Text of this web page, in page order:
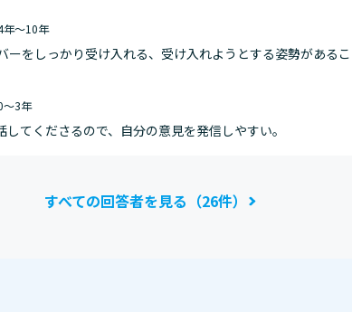
年～10年
をしっかり受け入れる、受け入れようとする姿勢があるこ
～3年
てくださるので、自分の意見を発信しやすい。
すべての回答者を見る（26件）